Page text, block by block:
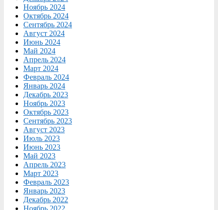
Ноябрь 2024
Октябрь 2024
Сентябрь 2024
Август 2024
Июнь 2024
Май 2024
Апрель 2024
Март 2024
Февраль 2024
Январь 2024
Декабрь 2023
Ноябрь 2023
Октябрь 2023
Сентябрь 2023
Август 2023
Июль 2023
Июнь 2023
Май 2023
Апрель 2023
Март 2023
Февраль 2023
Январь 2023
Декабрь 2022
Ноябрь 2022